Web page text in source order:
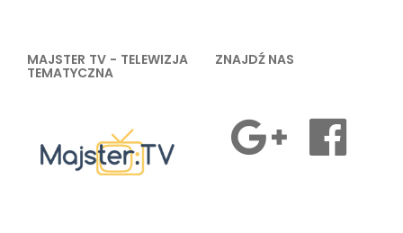
MAJSTER TV - TELEWIZJA
TEMATYCZNA
ZNAJDŹ NAS